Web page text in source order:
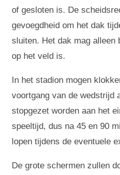
of gesloten is. De
gevoegdheid om het dak
sluiten. Het dak mag alleen
op het veld is.
In het stadion mogen
voortgang van de wedstrijd
stopgezet worden aan het
speeltijd, dus na 45 en 90
lopen tijdens de eventuele
De grote schermen zullen